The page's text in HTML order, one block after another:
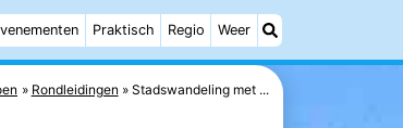
Praktisch Regio Weer
Rondleidingen Stadswandeling met ...